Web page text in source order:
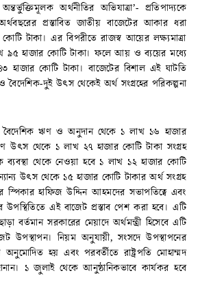
অর্থনীতির অভিযাত্রা’- প্রতিপাদ্যকে
প্রস্তাবিত জাতীয় বাজেটের আকার ধরা
টাকা। এর বিপরীতে রাজস্ব আয়ের লক্ষ্যমাত্রা
৯৫ হাজার কোটি টাকা। ফলে আয় ও ব্যয়ের মধ্যে
হাজার কোটি টাকা। বাজেটের বিশাল এই ঘাটতি
দুই উৎস থেকেই অর্থ সংগ্রহের পরিকল্পনা
বৈদেশিক ঋণ ও অনুদান থেকে ১ লাখ ১৬ হাজার
উৎস থেকে ১ লাখ ২৭ হাজার কোটি টাকা সংগ্রহ
ব্যবস্থা থেকে নেওয়া হবে ১ লাখ ১২ হাজার কোটি
উৎস থেকে ১৫ হাজার কোটি টাকার অর্থ সংগ্রহ
স্পিকার হাফিজ উদ্দিন আহমদের সভাপতিত্বে এবং
উপস্থিতিতে এই বাজেট প্রস্তাব পেশ করা হবে। এটি
বর্তমান সরকারের মেয়াদে অর্থমন্ত্রী হিসেবে এটি
উপস্থাপন। নিয়ম অনুযায়ী, সংসদে উপস্থাপনের
অনুমোদিত হয় এবং পরবর্তীতে রাষ্ট্রপতি মোহাম্মদ
১ জুলাই থেকে আনুষ্ঠানিকভাবে কার্যকর হবে